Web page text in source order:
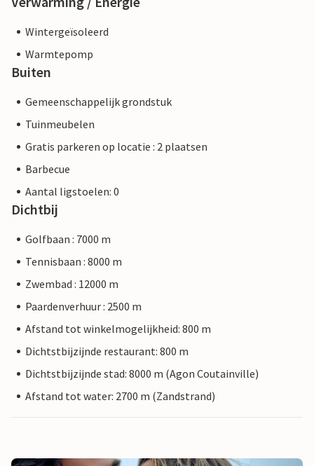
Wintergeïsoleerd
Warmtepomp
Buiten
Gemeenschappelijk grondstuk
Tuinmeubelen
Gratis parkeren op locatie : 2 plaatsen
Barbecue
Aantal ligstoelen: 0
Dichtbij
Golfbaan : 7000 m
Tennisbaan : 8000 m
Zwembad : 12000 m
Paardenverhuur : 2500 m
Afstand tot winkelmogelijkheid: 800 m
Dichtstbijzijnde restaurant: 800 m
Dichtstbijzijnde stad: 8000 m (Agon Coutainville)
Afstand tot water: 2700 m (Zandstrand)